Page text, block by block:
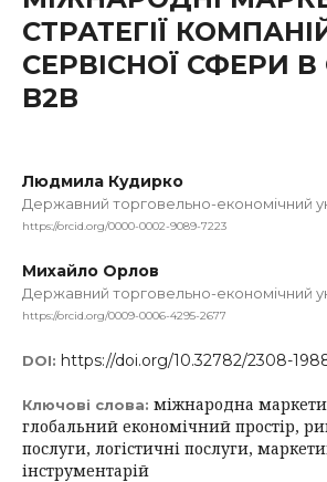
СТРАТЕГІЇ
СЕРВІСНОЇ СФЕРИ В
B2B
Людмила Кудирко
Державний торговельно-економічний
https://orcid.org/0000-0002-9089-7223
Михайло Орлов
Державний торговельно-економічний
https://orcid.org/0009-0006-4295-2677
DOI: https://doi.org/10.32782/2308-
Ключові слова: міжнародна
глобальний економічний простір,
послуги, логістичні послуги,
інструментарій